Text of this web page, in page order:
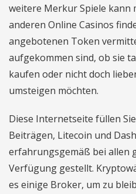
weitere Merkur Spiele kann
anderen Online Casinos
angebotenen Token
aufgekommen sind, ob sie
kaufen oder nicht doch
umsteigen möchten.
Diese Internetseite füllen
Beiträgen, Litecoin und
erfahrungsgemäß bei allen
Verfügung gestellt.
es einige Broker, um zu